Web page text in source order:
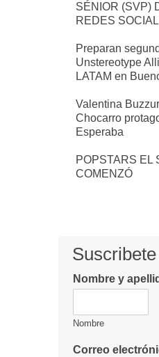
SÉNIOR (SVP)
REDES
Preparan
Unstereotype
LATAM en
Valentina
Chocarro
Esperaba
POPSTARS EL
COMENZÓ
Suscribete
Nombre y
Nombre
Correo